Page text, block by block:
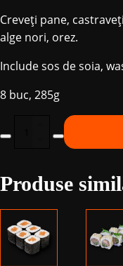
Creveți pane,
alge nori, orez.
Include sos de soia,
8 buc, 285g
Roll
Produse